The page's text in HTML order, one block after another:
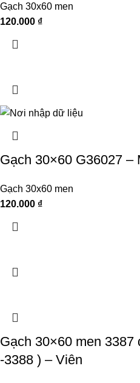
Gạch 30x60 men
120.000 ₫
Gạch 30×60 G36027 –
Gạch 30x60 men
120.000 ₫
Gạch 30×60 men 3387
-3388 ) – Viên